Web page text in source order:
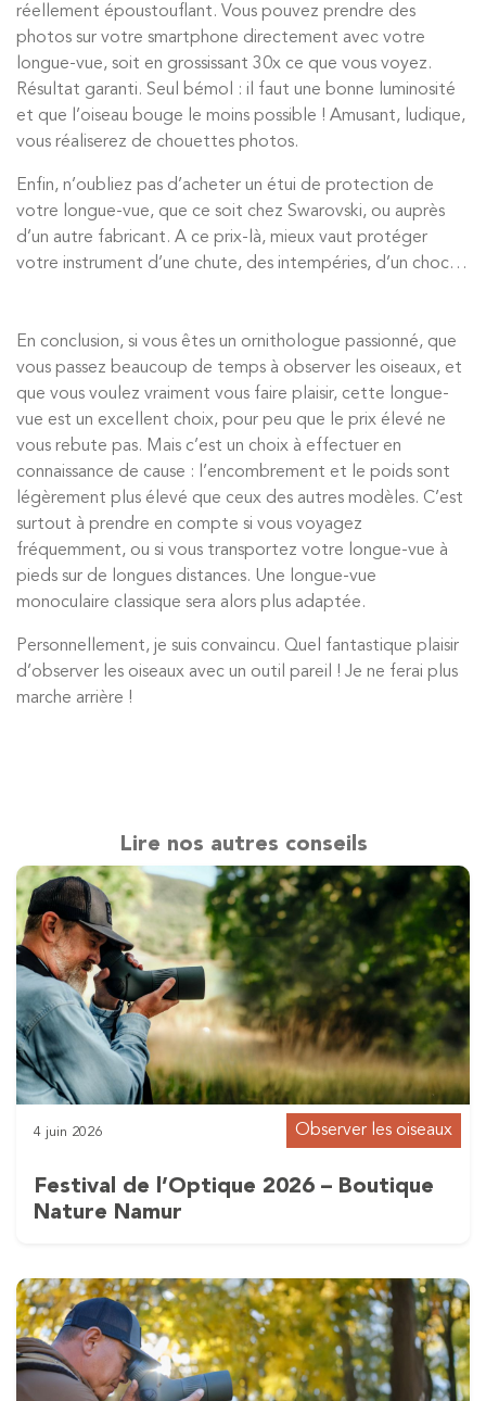
réellement époustouflant. Vous pouvez prendre des
photos sur votre smartphone directement avec votre
longue-vue, soit en grossissant 30x ce que vous voyez.
Résultat garanti. Seul bémol : il faut une bonne luminosité
et que l’oiseau bouge le moins possible ! Amusant, ludique,
vous réaliserez de chouettes photos.
Enfin, n’oubliez pas d’acheter un étui de protection de
votre longue-vue, que ce soit chez Swarovski, ou auprès
d’un autre fabricant. A ce prix-là, mieux vaut protéger
votre instrument d’une chute, des intempéries, d’un choc…
En conclusion, si vous êtes un ornithologue passionné, que
vous passez beaucoup de temps à observer les oiseaux, et
que vous voulez vraiment vous faire plaisir, cette longue-
vue est un excellent choix, pour peu que le prix élevé ne
vous rebute pas. Mais c’est un choix à effectuer en
connaissance de cause : l’encombrement et le poids sont
légèrement plus élevé que ceux des autres modèles. C’est
surtout à prendre en compte si vous voyagez
fréquemment, ou si vous transportez votre longue-vue à
pieds sur de longues distances. Une longue-vue
monoculaire classique sera alors plus adaptée.
Personnellement, je suis convaincu. Quel fantastique plaisir
d’observer les oiseaux avec un outil pareil ! Je ne ferai plus
marche arrière !
Lire nos autres conseils
4 juin 2026 Observer les oiseaux
Festival de l’Optique 2026 – Boutique
Nature Namur